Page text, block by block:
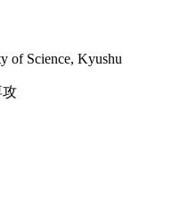
of Science, Kyushu
攻